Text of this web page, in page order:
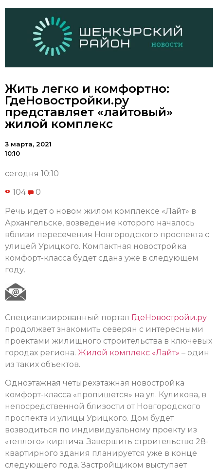
Жить легко и комфортно:
ГдеНовостройки.ру
представляет «лайтовый»
жилой комплекс
3 марта, 2021
10:10
сегодня 10:10
104 0
Речь идет о новом жилом комплексе «Лайт» в
Архангельске, возведение которого началось
вблизи пересечения Новгородского проспекта с
улицей Урицкого. Компактная новостройка
комфорт-класса будет сдана уже в следующем
году.
Специализированный портал ГдеНовостройи.ру
продолжает знакомить северян с интересными
проектами жилищного строительства в ключевых
городах региона. Жилой комплекс «Лайт» – один
из таких объектов.
Одноэтажная четырехэтажная новостройка
комфорт-класса «пропишется» на ул. Куликова, в
непосредственной близости от Новгородского
проспекта и улицы Урицкого. Дом будет
возводиться по индивидуальному проекту из
«теплого» кирпича. Завершить строительство 28-
квартирного здания планируется уже в конце
следующего года. Застройщиком выступает